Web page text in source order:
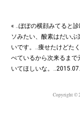
« ‥ぽぽの横顔みてると
ソみたい、酸素はだいぶ
いです。‥痩せたけどた
べているから次来るまで
いてほしいな。
Copyright ©